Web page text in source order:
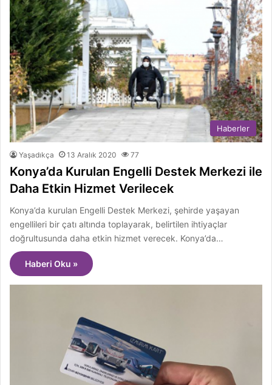
Haberler
Yaşadıkça 13 Aralık 2020 77
Konya’da Kurulan Engelli Destek Merkezi ile
Daha Etkin Hizmet Verilecek
Konya’da kurulan Engelli Destek Merkezi, şehirde yaşayan
engellileri bir çatı altında toplayarak, belirtilen ihtiyaçlar
doğrultusunda daha etkin hizmet verecek. Konya’da…
Haberi Oku »